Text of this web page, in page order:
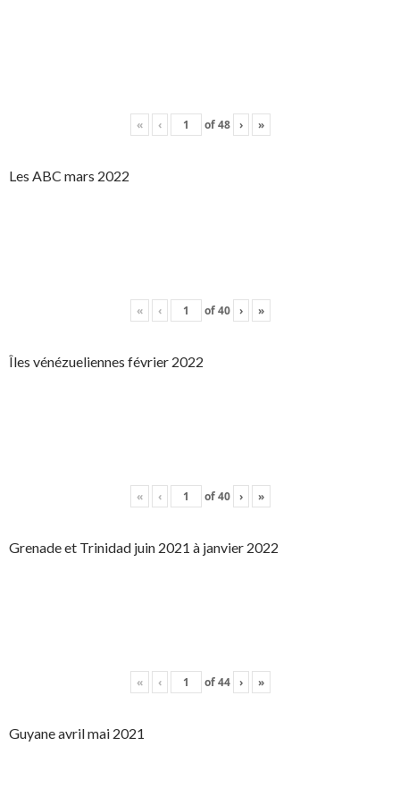
« ‹ of48 › »
Les ABC mars 2022
« ‹ of40 › »
Îles vénézueliennes février 2022
« ‹ of40 › »
Grenade et Trinidad juin 2021 à janvier 2022
« ‹ of44 › »
Guyane avril mai 2021